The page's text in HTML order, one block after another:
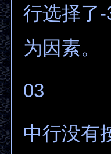
行选择了
为因素。
03
中行没有